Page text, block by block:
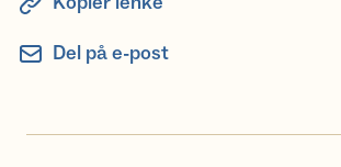
Del på e-post